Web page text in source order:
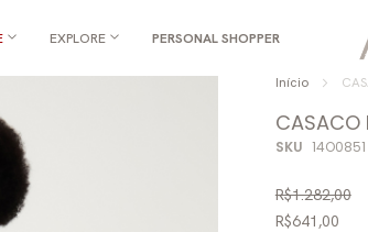
EXPLORE PERSONAL SHOPPER
Início
CASACO
SKU 14O0851
R$1.282,00
R$641,00